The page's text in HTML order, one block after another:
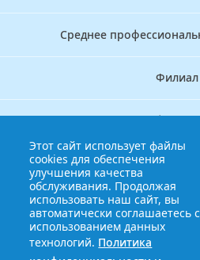
Среднее
Филиал
Дополнительное
Аккредитационно —
Бережливый
Этот сайт использует файлы
cookies для обеспечения
улучшения качества
обслуживания. Продолжая
использовать наш сайт, вы
автоматически соглашаетесь с
использованием данных
технологий. Политика